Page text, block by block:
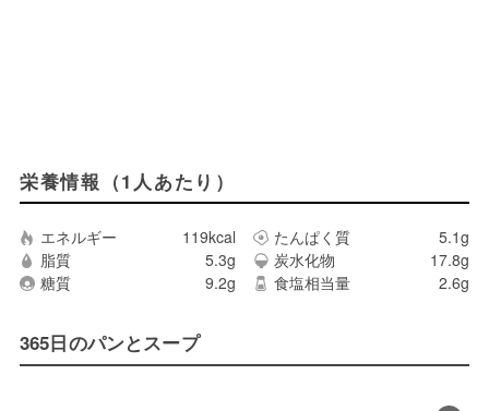
栄養情報（1人あたり）
エネルギー 119kcal たんぱく質
5.1g
脂質
5.3g 炭水化物
17.8g
糖質
9.2g 食塩相当量 2.6g
365日のパンとスープ